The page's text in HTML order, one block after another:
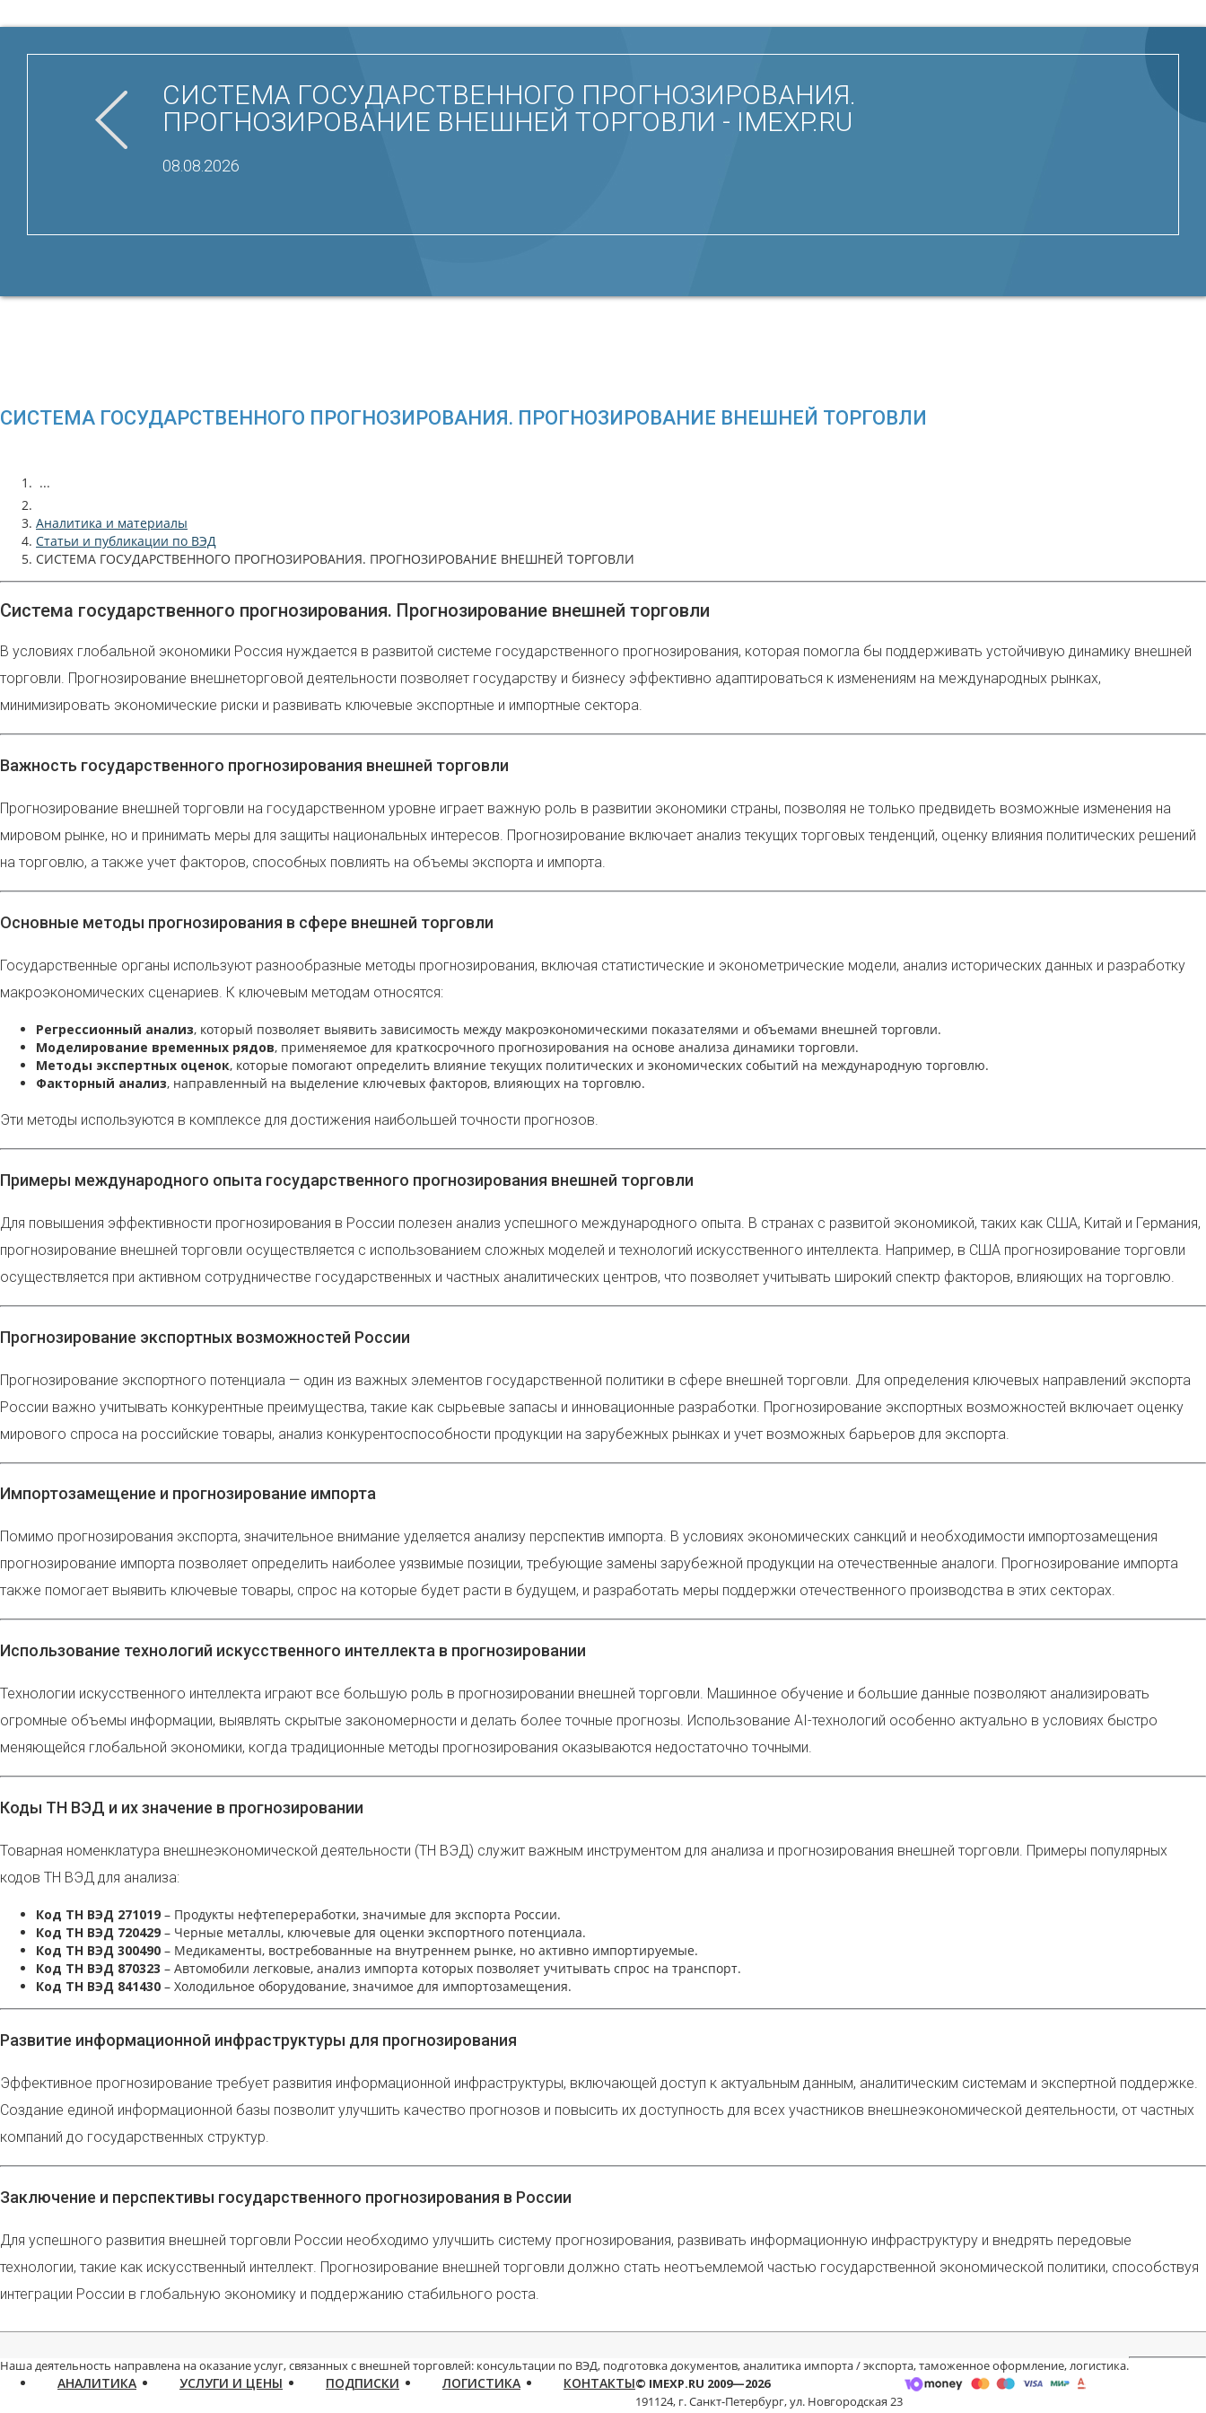
СИСТЕМА ГОСУДАРСТВЕННОГО ПРОГНОЗИРОВАНИЯ.
ПРОГНОЗИРОВАНИЕ ВНЕШНЕЙ ТОРГОВЛИ - IMEXP.RU
08.08.2026
СИСТЕМА ГОСУДАРСТВЕННОГО ПРОГНОЗИРОВАНИЯ. ПРОГНОЗИРОВАНИЕ ВНЕШНЕЙ ТОРГОВЛИ
...
Аналитика и материалы
Статьи и публикации по ВЭД
СИСТЕМА ГОСУДАРСТВЕННОГО ПРОГНОЗИРОВАНИЯ. ПРОГНОЗИРОВАНИЕ ВНЕШНЕЙ ТОРГОВЛИ
Система государственного прогнозирования. Прогнозирование внешней торговли
В условиях глобальной экономики Россия нуждается в развитой системе государственного прогнозирования, которая помогла бы поддерживать устойчивую динамику внешней
торговли. Прогнозирование внешнеторговой деятельности позволяет государству и бизнесу эффективно адаптироваться к изменениям на международных рынках,
минимизировать экономические риски и развивать ключевые экспортные и импортные сектора.
Важность государственного прогнозирования внешней торговли
Прогнозирование внешней торговли на государственном уровне играет важную роль в развитии экономики страны, позволяя не только предвидеть возможные изменения на
мировом рынке, но и принимать меры для защиты национальных интересов. Прогнозирование включает анализ текущих торговых тенденций, оценку влияния политических решений
на торговлю, а также учет факторов, способных повлиять на объемы экспорта и импорта.
Основные методы прогнозирования в сфере внешней торговли
Государственные органы используют разнообразные методы прогнозирования, включая статистические и эконометрические модели, анализ исторических данных и разработку
макроэкономических сценариев. К ключевым методам относятся:
Регрессионный анализ, который позволяет выявить зависимость между макроэкономическими показателями и объемами внешней торговли.
Моделирование временных рядов, применяемое для краткосрочного прогнозирования на основе анализа динамики торговли.
Методы экспертных оценок, которые помогают определить влияние текущих политических и экономических событий на международную торговлю.
Факторный анализ, направленный на выделение ключевых факторов, влияющих на торговлю.
Эти методы используются в комплексе для достижения наибольшей точности прогнозов.
Примеры международного опыта государственного прогнозирования внешней торговли
Для повышения эффективности прогнозирования в России полезен анализ успешного международного опыта. В странах с развитой экономикой, таких как США, Китай и Германия,
прогнозирование внешней торговли осуществляется с использованием сложных моделей и технологий искусственного интеллекта. Например, в США прогнозирование торговли
осуществляется при активном сотрудничестве государственных и частных аналитических центров, что позволяет учитывать широкий спектр факторов, влияющих на торговлю.
Прогнозирование экспортных возможностей России
Прогнозирование экспортного потенциала — один из важных элементов государственной политики в сфере внешней торговли. Для определения ключевых направлений экспорта
России важно учитывать конкурентные преимущества, такие как сырьевые запасы и инновационные разработки. Прогнозирование экспортных возможностей включает оценку
мирового спроса на российские товары, анализ конкурентоспособности продукции на зарубежных рынках и учет возможных барьеров для экспорта.
Импортозамещение и прогнозирование импорта
Помимо прогнозирования экспорта, значительное внимание уделяется анализу перспектив импорта. В условиях экономических санкций и необходимости импортозамещения
прогнозирование импорта позволяет определить наиболее уязвимые позиции, требующие замены зарубежной продукции на отечественные аналоги. Прогнозирование импорта
также помогает выявить ключевые товары, спрос на которые будет расти в будущем, и разработать меры поддержки отечественного производства в этих секторах.
Использование технологий искусственного интеллекта в прогнозировании
Технологии искусственного интеллекта играют все большую роль в прогнозировании внешней торговли. Машинное обучение и большие данные позволяют анализировать
огромные объемы информации, выявлять скрытые закономерности и делать более точные прогнозы. Использование AI-технологий особенно актуально в условиях быстро
меняющейся глобальной экономики, когда традиционные методы прогнозирования оказываются недостаточно точными.
Коды ТН ВЭД и их значение в прогнозировании
Товарная номенклатура внешнеэкономической деятельности (ТН ВЭД) служит важным инструментом для анализа и прогнозирования внешней торговли. Примеры популярных
кодов ТН ВЭД для анализа:
Код ТН ВЭД 271019 – Продукты нефтепереработки, значимые для экспорта России.
Код ТН ВЭД 720429 – Черные металлы, ключевые для оценки экспортного потенциала.
Код ТН ВЭД 300490 – Медикаменты, востребованные на внутреннем рынке, но активно импортируемые.
Код ТН ВЭД 870323 – Автомобили легковые, анализ импорта которых позволяет учитывать спрос на транспорт.
Код ТН ВЭД 841430 – Холодильное оборудование, значимое для импортозамещения.
Развитие информационной инфраструктуры для прогнозирования
Эффективное прогнозирование требует развития информационной инфраструктуры, включающей доступ к актуальным данным, аналитическим системам и экспертной поддержке.
Создание единой информационной базы позволит улучшить качество прогнозов и повысить их доступность для всех участников внешнеэкономической деятельности, от частных
компаний до государственных структур.
Заключение и перспективы государственного прогнозирования в России
Для успешного развития внешней торговли России необходимо улучшить систему прогнозирования, развивать информационную инфраструктуру и внедрять передовые
технологии, такие как искусственный интеллект. Прогнозирование внешней торговли должно стать неотъемлемой частью государственной экономической политики, способствуя
интеграции России в глобальную экономику и поддержанию стабильного роста.
Наша деятельность направлена на оказание услуг, связанных с внешней торговлей: консультации по ВЭД, подготовка документов, аналитика импорта / экспорта, таможенное оформление, логистика.
АНАЛИТИКА УСЛУГИ И ЦЕНЫ ПОДПИСКИ ЛОГИСТИКА КОНТАКТЫ© IMEXP.RU 2009—2026
191124, г. Санкт-Петербург,ул. Новгородская 23